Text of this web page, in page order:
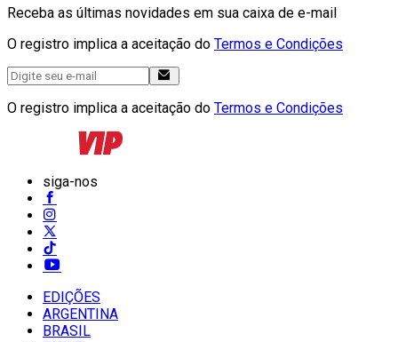
Receba as últimas novidades em sua caixa de e-mail
O registro implica a aceitação do Termos e Condições
O registro implica a aceitação do Termos e Condições
siga-nos
EDIÇÕES
ARGENTINA
BRASIL